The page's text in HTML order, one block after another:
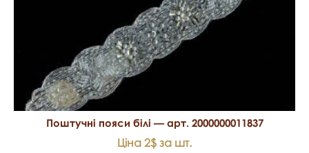
Поштучні пояси білі — арт. 2000000011837
Ціна 2$ за шт.